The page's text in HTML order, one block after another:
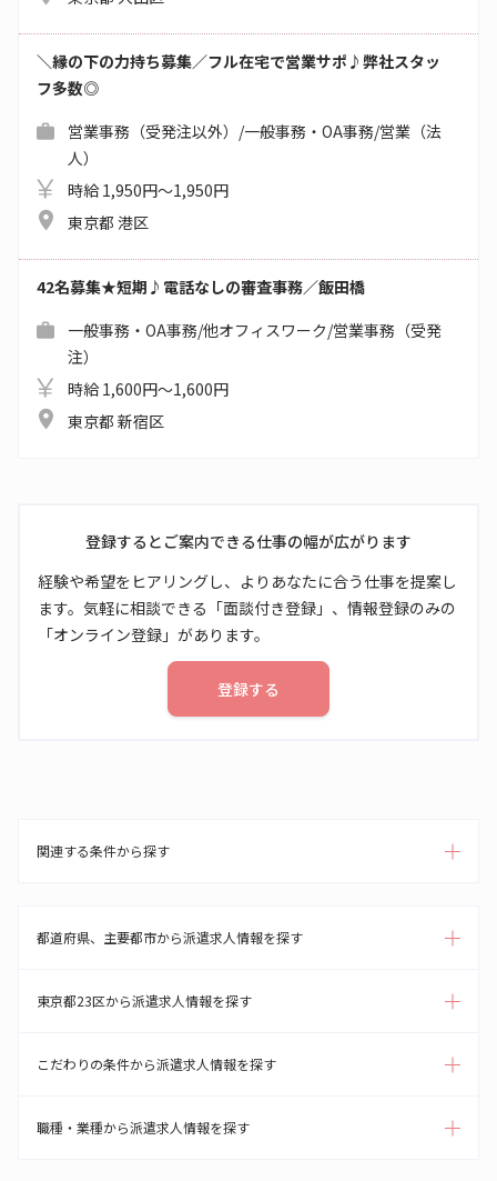
＼縁の下の力持ち募集／フル在宅で営業サポ♪弊社スタッ
フ多数◎
営業事務（受発注以外）/一般事務・OA事務/営業（法
人）
時給 1,950円～1,950円
東京都 港区
42名募集★短期♪電話なしの審査事務／飯田橋
一般事務・OA事務/他オフィスワーク/営業事務（受発
注）
時給 1,600円～1,600円
東京都 新宿区
登録するとご案内できる仕事の幅が広がります
経験や希望をヒアリングし、よりあなたに合う仕事を提案し
ます。気軽に相談できる「面談付き登録」、情報登録のみの
「オンライン登録」があります。
登録する
関連する条件から探す
都道府県、主要都市から派遣求人情報を探す
東京都23区から派遣求人情報を探す
こだわりの条件から派遣求人情報を探す
職種・業種から派遣求人情報を探す